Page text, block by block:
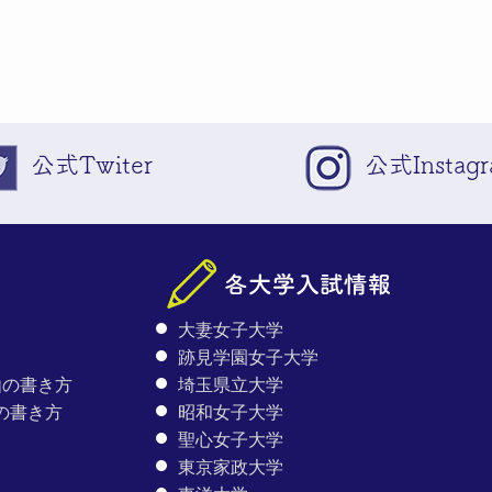
公式Twiter 公式
書き方
書き方
大妻女子大学
跡見学園女子大学
埼玉県立大学
昭和女子大学
聖心女子大学
東京家政大学